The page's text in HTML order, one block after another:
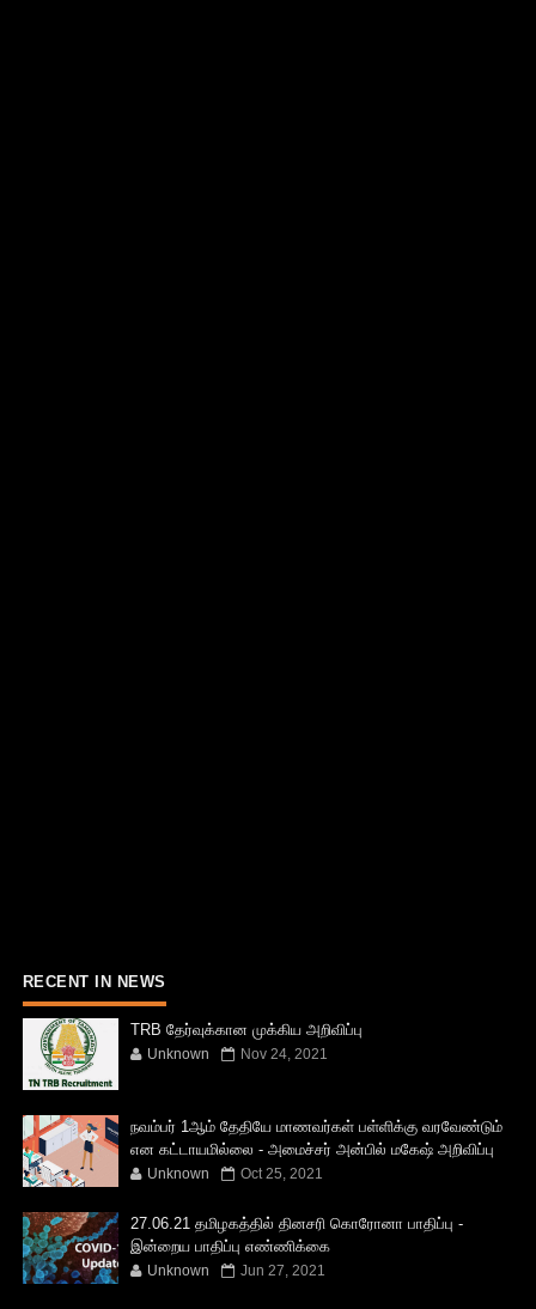
RECENT IN NEWS
TRB தேர்வுக்கான முக்கிய அறிவிப்பு
Unknown Nov 24, 2021
நவம்பர் 1ஆம் தேதியே மாணவர்கள் பள்ளிக்கு வரவேண்டும்
என கட்டாயமில்லை - அமைச்சர் அன்பில் மகேஷ் அறிவிப்பு
Unknown Oct 25, 2021
27.06.21 தமிழகத்தில் தினசரி கொரோனா பாதிப்பு -
இன்றைய பாதிப்பு எண்ணிக்கை
Unknown Jun 27, 2021